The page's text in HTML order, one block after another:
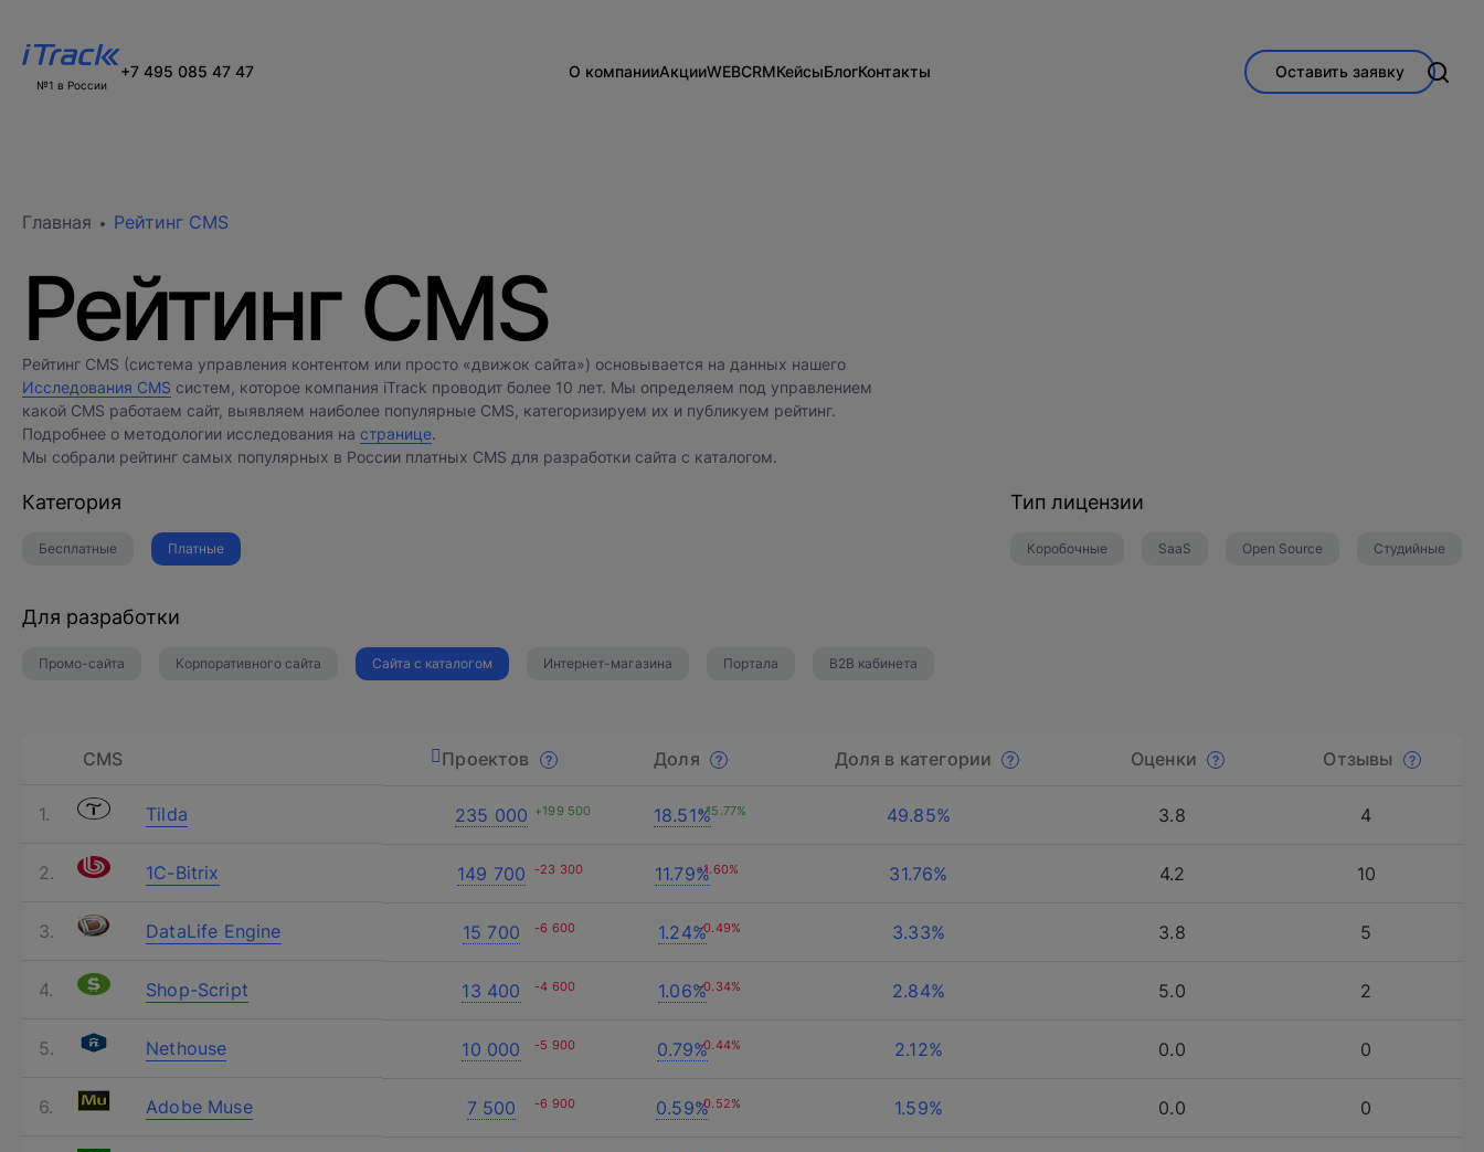
№1 в России
+7 495 085 47 47 О компанииАкцииWEBCRM
Внедрение КЭДО
КейсыБлогКонтакты Оставить заявку
Главная Рейтинг CMS
Рейтинг CMS
Рейтинг CMS (система управления контентом или просто «движок сайта») основывается на данных нашего
Исследования CMS систем, которое компания iTrack проводит более 10 лет. Мы определяем под управлением
какой CMS работаем сайт, выявляем наиболее популярные CMS, категоризируем их и публикуем рейтинг.
Подробнее о методологии исследования на странице.
Мы собрали рейтинг самых популярных в России платных CMS для разработки сайта с каталогом.
Категория
Бесплатные Платные
Тип лицензии
Коробочные SaaS Open Source Студийные
Для разработки
Промо-сайта Корпоративного сайта Сайта с каталогом Интернет-магазина Портала B2B кабинета
CMS Проектов Доля Доля в категории Оценки Отзывы
Tilda 235 000 +199 500 18.51%+15.77% 49.85% 3.8 4
1C-Bitrix 149 700 -23 300 11.79%-1.60% 31.76% 4.2 10
DataLife Engine 15 700 -6 600 1.24%-0.49% 3.33% 3.8 5
Shop-Script 13 400 -4 600 1.06%-0.34% 2.84% 5.0 2
Nethouse 10 000 -5 900 0.79%-0.44% 2.12% 0.0 0
Adobe Muse 7 500 -6 900 0.59%-0.52% 1.59% 0.0 0